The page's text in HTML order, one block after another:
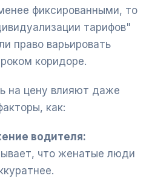
фиксированными, то
тарифов"
право варьировать
коридоре.
на цену влияют даже
как:
водителя:
что женатые люди